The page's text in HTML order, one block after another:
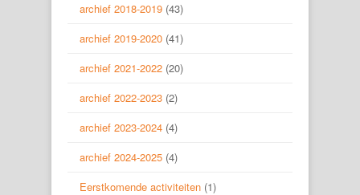
archief 2018-2019 (43)
archief 2019-2020 (41)
archief 2021-2022 (20)
archief 2022-2023 (2)
archief 2023-2024 (4)
archief 2024-2025 (4)
Eerstkomende activiteiten (1)